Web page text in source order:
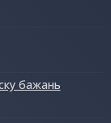
бажань